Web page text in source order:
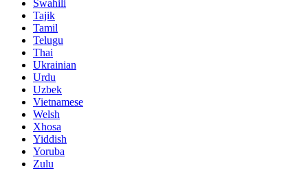
Swahili
Tajik
Tamil
Telugu
Thai
Ukrainian
Urdu
Uzbek
Vietnamese
Welsh
Xhosa
Yiddish
Yoruba
Zulu